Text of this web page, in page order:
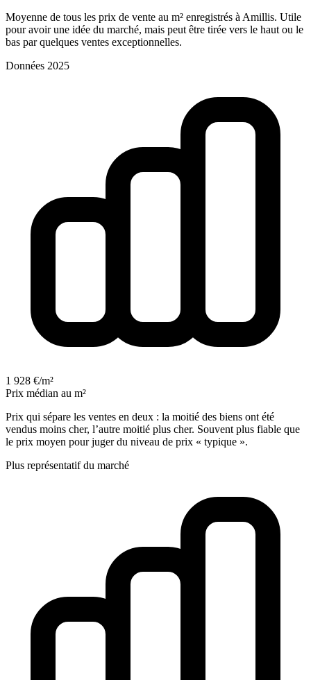
Moyenne de tous les prix de vente au m² enregistrés à Amillis. Utile
pour avoir une idée du marché, mais peut être tirée vers le haut ou le
bas par quelques ventes exceptionnelles.
Données 2025
1 928 €/m²
Prix médian au m²
Prix qui sépare les ventes en deux : la moitié des biens ont été
vendus moins cher, l’autre moitié plus cher. Souvent plus fiable que
le prix moyen pour juger du niveau de prix « typique ».
Plus représentatif du marché